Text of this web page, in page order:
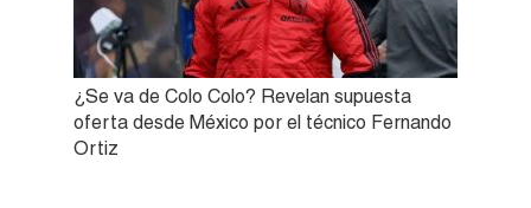
¿Se va de Colo Colo? Revelan supuesta
oferta desde México por el técnico Fernando
Ortiz